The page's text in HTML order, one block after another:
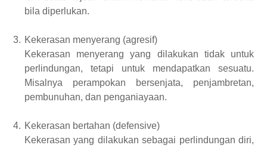
bila diperlukan.
3. Kekerasan menyerang (agresif)
Kekerasan menyerang yang dilakukan tidak untuk
perlindungan, tetapi untuk mendapatkan sesuatu.
Misalnya perampokan bersenjata, penjambretan,
pembunuhan, dan penganiayaan.
4. Kekerasan bertahan (defensive)
Kekerasan yang dilakukan sebagai perlindungan diri,